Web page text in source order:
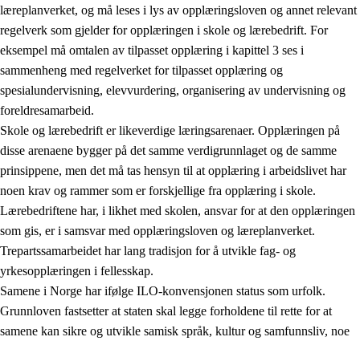
læreplanverket, og må leses i lys av opplæringsloven og annet relevant
regelverk som gjelder for opplæringen i skole og lærebedrift. For
eksempel må omtalen av tilpasset opplæring i kapittel 3 ses i
sammenheng med regelverket for tilpasset opplæring og
spesialundervisning, elevvurdering, organisering av undervisning og
foreldresamarbeid.
Skole og lærebedrift er likeverdige læringsarenaer. Opplæringen på
disse arenaene bygger på det samme verdigrunnlaget og de samme
prinsippene, men det må tas hensyn til at opplæring i arbeidslivet har
noen krav og rammer som er forskjellige fra opplæring i skole.
Lærebedriftene har, i likhet med skolen, ansvar for at den opplæringen
som gis, er i samsvar med opplæringsloven og læreplanverket.
Trepartssamarbeidet har lang tradisjon for å utvikle fag- og
yrkesopplæringen i fellesskap.
Samene i Norge har ifølge ILO-konvensjonen status som urfolk.
Grunnloven fastsetter at staten skal legge forholdene til rette for at
samene kan sikre og utvikle samisk språk, kultur og samfunnsliv, noe